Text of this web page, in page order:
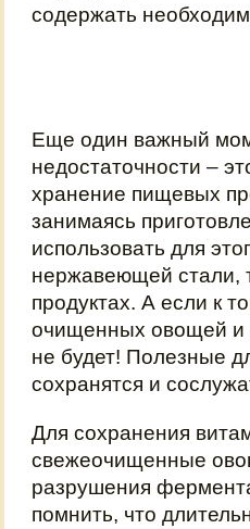
содержать
Еще один важный
недостаточности –
хранение пищевых
занимаясь
использовать для
нержавеющей стали,
продуктах. А если к
очищенных овощей и
не будет! Полезные
сохранятся и
Для сохранения
свежеочищенные
разрушения
помнить, что